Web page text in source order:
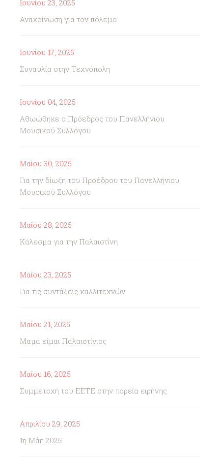
Ιουνίου 23, 2025
Ανακοίνωση για τον πόλεμο
Ιουνίου 17, 2025
Συναυλία στην Τεχνόπολη
Ιουνίου 04, 2025
Αθωώθηκε ο Πρόεδρος του Πανελλήνιου
Μουσικού Συλλόγου
Μαΐου 30, 2025
Για την δίωξη του Προέδρου του Πανελλήνιου
Μουσικού Συλλόγου
Μαΐου 28, 2025
Κάλεσμα για την Παλαιστίνη
Μαΐου 23, 2025
Για τις συντάξεις καλλιτεχνών
Μαΐου 21, 2025
Μαμά είμαι Παλαιστίνιος
Μαΐου 16, 2025
Συμμετοχή του ΕΕΤΕ στην πορεία ειρήνης
Απριλίου 29, 2025
1η Μάη 2025